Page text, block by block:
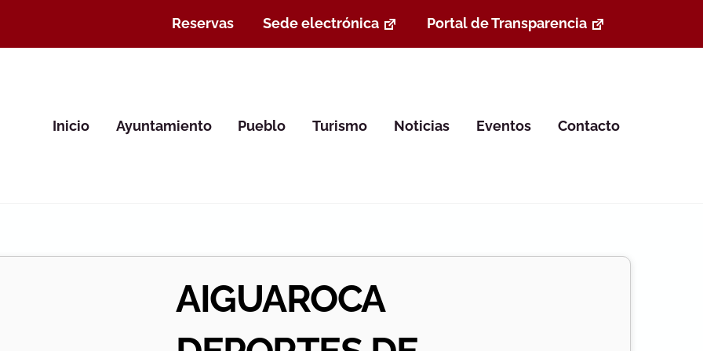
Reservas Sede electrónica Portal de Transparencia
Inicio Ayuntamiento Pueblo Turismo Noticias Eventos Contacto
AIGUAROCA